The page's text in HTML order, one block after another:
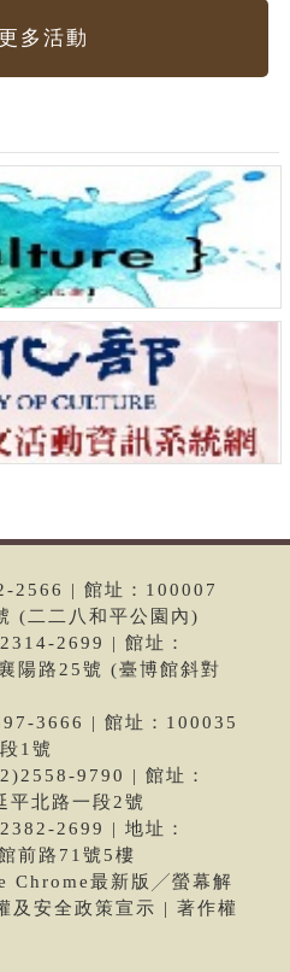
多活動
2566 | 館址：100007
(二二八和平公園內)
2699 | 館址：
陽路25號 (臺博館斜對
3666 | 館址：100035
1號
9790 | 館址：
平北路一段2號
2699 | 地址：
前路71號5樓
Chrome最新版╱螢幕解
及安全政策宣示 | 著作權